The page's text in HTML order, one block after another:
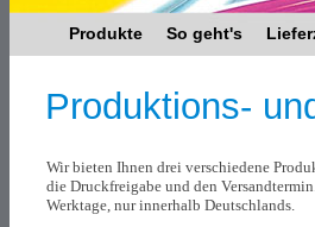
Produkte So geht's
Produktions-
Wir bieten Ihnen drei verschiedene
die Druckfreigabe und den
Werktage, nur innerhalb Deutschlands.